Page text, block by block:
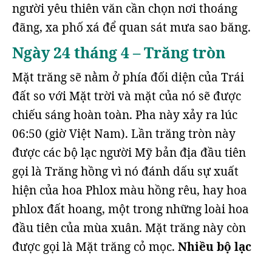
người yêu thiên văn cần chọn nơi thoáng
đãng, xa phố xá để quan sát mưa sao băng.
Ngày 24 tháng 4 – Trăng tròn
Mặt trăng sẽ nằm ở phía đối diện của Trái
đất so với Mặt trời và mặt của nó sẽ được
chiếu sáng hoàn toàn. Pha này xảy ra lúc
06:50 (giờ Việt Nam). Lần trăng tròn này
được các bộ lạc người Mỹ bản địa đầu tiên
gọi là Trăng hồng vì nó đánh dấu sự xuất
hiện của hoa Phlox màu hồng rêu, hay hoa
phlox đất hoang, một trong những loài hoa
đầu tiên của mùa xuân. Mặt trăng này còn
được gọi là Mặt trăng cỏ mọc. Nhiều bộ lạc